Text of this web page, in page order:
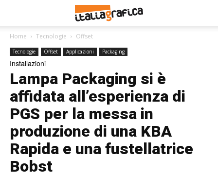
Home Tecnologie Offset
Tecnologie Offset Applicazioni Packaging
Installazioni
Lampa Packaging si è
affidata all’esperienza di
PGS per la messa in
produzione di una KBA
Rapida e una fustellatrice
Bobst